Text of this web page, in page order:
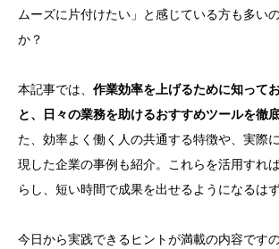
ムーズに片付けたい」と感じている方も多い
か？
本記事では、 作業効率を上げるために知って
と、日々の業務を助けるおすすめツールを徹
た、効率よく働く人の共通する特徴や、実際
現した企業の事例も紹介。これらを活用すれ
らし、短い時間で成果を出せるようになるはず
今日から実践できるヒントが満載の内容です